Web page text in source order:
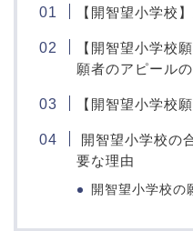
【開智望小学校
【開智望小学校
願者のアピール
【開智望小学校
開智望小学校の
要な理由
開智望小学校の
成蹊小学校
桐朋学園小学校
聖心女子学院初等科
川村小学校
品川翔英小学校
立教女学院小学校
サレジアン国際学園目黒